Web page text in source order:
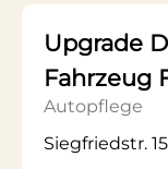
Upgrade
Fahrzeug
Autopflege
Siegfriedstr.